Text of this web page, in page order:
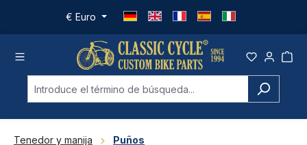
Saltar al contenido principal
€ Euro
Tenedor y manija Puños